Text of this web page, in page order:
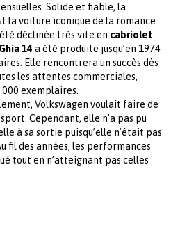
Solide et fiable, la
la voiture iconique de la romance
déclinée très vite en cabriolet
14 a été produite jusqu’en 1974
Elle rencontrera un succès dès
les attentes commerciales,
exemplaires.
Volkswagen voulait faire de
Cependant, elle n’a pas pu
à sa sortie puisqu’elle n’était pas
fil des années, les performances
tout en n’atteignant pas celles